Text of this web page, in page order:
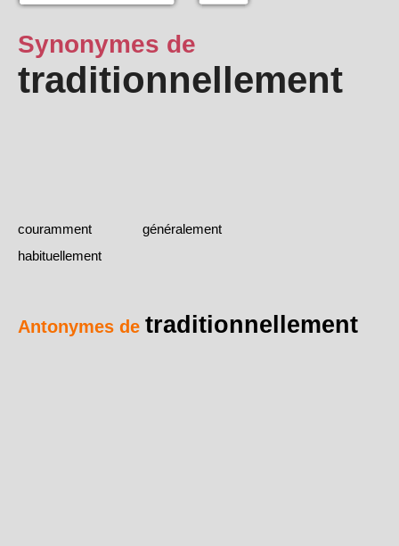
Synonymes de
traditionnellement
couramment
généralement
habituellement
Antonymes de traditionnellement